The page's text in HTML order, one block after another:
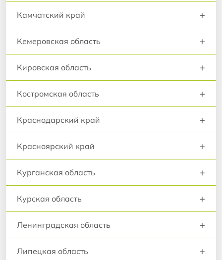
Камчатский край +
Кемеровская область +
Кировская область +
Костромская область +
Краснодарский край +
Красноярский край +
Курганская область +
Курская область +
Ленинградская область +
Липецкая область +